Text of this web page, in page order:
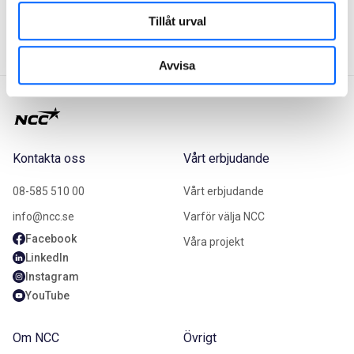
Tillåt urval
Avvisa
Kontakta oss
08-585 510 00
info@ncc.se
Facebook
LinkedIn
Instagram
YouTube
Vårt erbjudande
Vårt erbjudande
Varför välja NCC
Våra projekt
Om NCC Övrigt